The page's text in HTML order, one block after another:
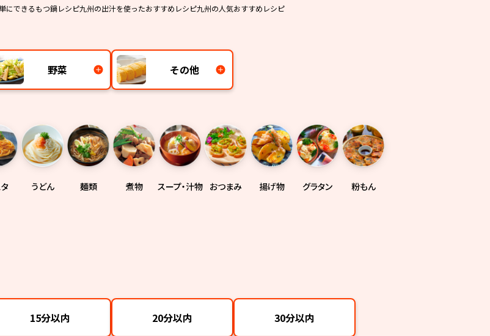
にできるもつ鍋レシピ九州の出汁を使ったおすすめレシピ九州の人気おすすめレシピ
野菜 その他
うどん 麺類 煮物 スープ・汁物 おつまみ 揚げ物 グラタン 粉もん
15分以内 20分以内 30分以内